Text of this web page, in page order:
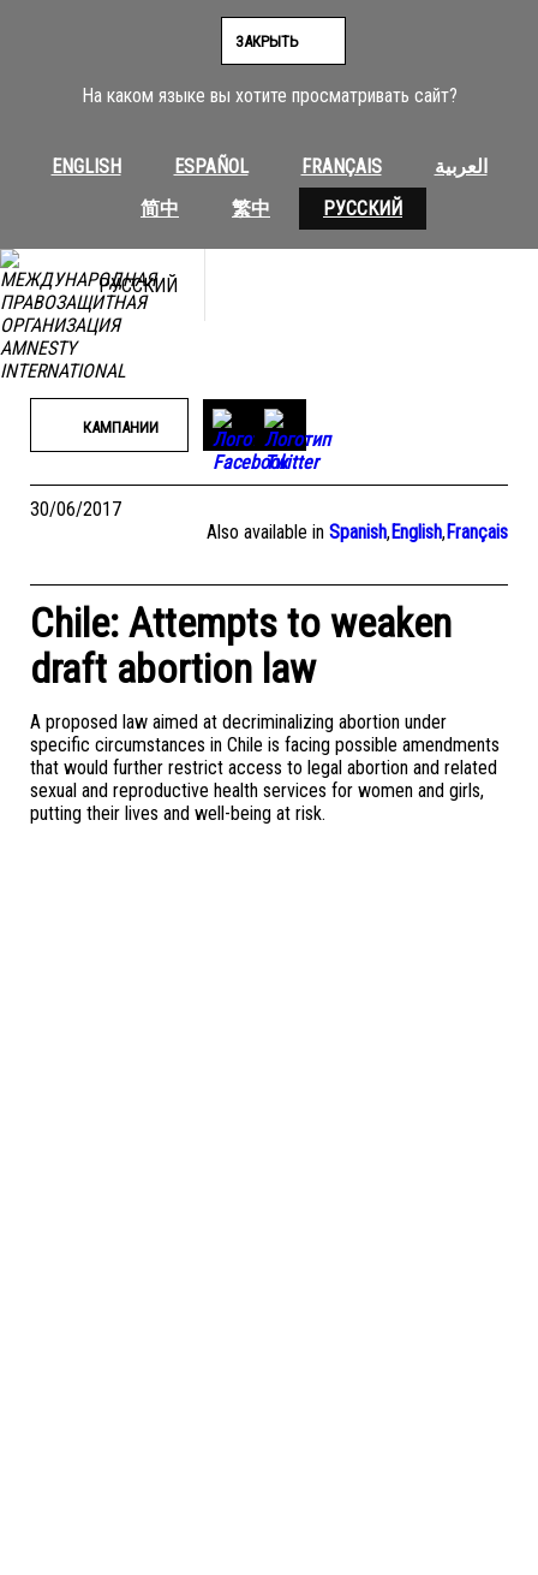
На каком языке вы хотите просматривать сайт?
ENGLISH ESPAÑOL FRANÇAIS
العربية
简中
繁中 РУССКИЙ
ЗАКРЫТЬ
РУССКИЙ
КАМПАНИИ
30/06/2017
Also available in Spanish,English,Français
Chile: Attempts to weaken
draft abortion law
A proposed law aimed at decriminalizing abortion under
specific circumstances in Chile is facing possible amendments
that would further restrict access to legal abortion and related
sexual and reproductive health services for women and girls,
putting their lives and well-being at risk.